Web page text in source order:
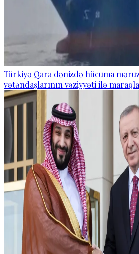
Türkiyə Qara dənizdə hücuma
vətəndaşlarının vəziyyəti ilə